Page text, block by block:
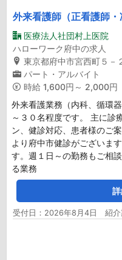
外来看護師（正看護師・
医療法人社団村上医院
ハローワーク府中の求人
東京都府中市宮西町５－
パート・アルバイト
時給 1,600円～ 2,000円
外来看護業務（内科、循環
～３０名程度です。 主に診
ン、健診対応、患者様のご
より府中市健診がございま
す。週１日～の勤務もご相
る業務
受付日：2026年8月4日 紹介